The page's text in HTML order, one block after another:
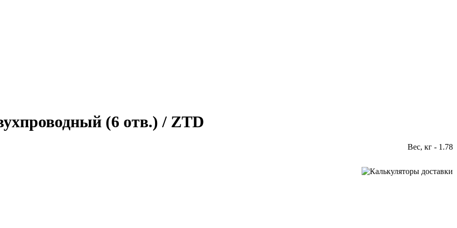
(6 отв.) / ZTD
Вес, кг - 1.78